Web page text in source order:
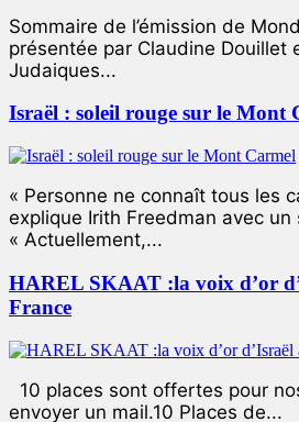
Sommaire de l’émission de
présentée par Claudine Douillet
Judaiques...
Israël : soleil rouge sur le Mont
« Personne ne connaît tous les
explique Irith Freedman avec un
« Actuellement,...
HAREL SKAAT :la voix d’or
France
10 places sont offertes pour
envoyer un mail.10 Places de...